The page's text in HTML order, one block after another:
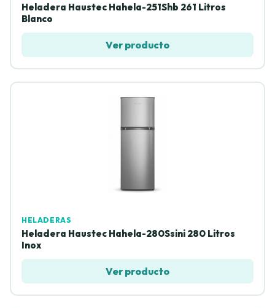
Heladera Haustec Hahela-251Shb 261 Litros
Blanco
Ver producto
HELADERAS
Heladera Haustec Hahela-280Ssini 280 Litros
Inox
Ver producto